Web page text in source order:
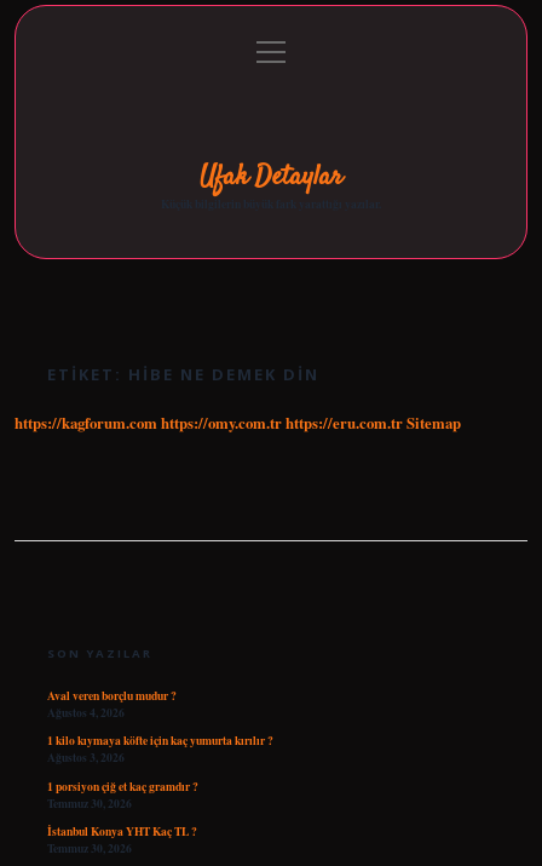
Gizlilik Politikası
menüyü
aç
Ufak Detaylar
Küçük bilgilerin büyük fark yarattığı yazılar.
ETIKET: HIBE NE DEMEK DIN
https://kagforum.com https://omy.com.trhttps://eru.com.trSitemap
SON YAZILAR
Aval veren borçlu mudur ?
Ağustos 4, 2026
1 kilo kıymaya köfte için kaç yumurta kırılır ?
Ağustos 3, 2026
1 porsiyon çiğ et kaç gramdır ?
Temmuz 30, 2026
İstanbul Konya YHT Kaç TL ?
Temmuz 30, 2026